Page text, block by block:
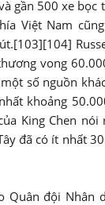
gần 500 xe bọc
Việt Nam
vong
số nguồn
khoảng
King Chen nói
đã có ít nhất
Quân đội Nhân